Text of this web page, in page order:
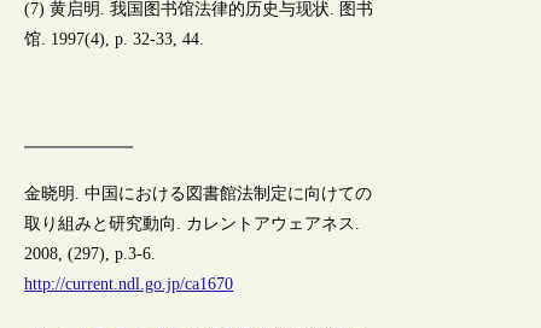
(7) 黄启明. 我国图书馆法律的历史与现状. 图书
馆. 1997(4), p. 32-33, 44.
金晓明. 中国における図書館法制定に向けての
取り組みと研究動向. カレントアウェアネス.
2008, (297), p.3-6.
http://current.ndl.go.jp/ca1670